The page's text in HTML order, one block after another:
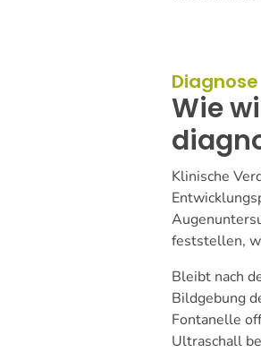
Diagnose
Wie
Klinische
feststellen,
Bleibt nach
Bildgebung
Fontanelle
Ultraschall